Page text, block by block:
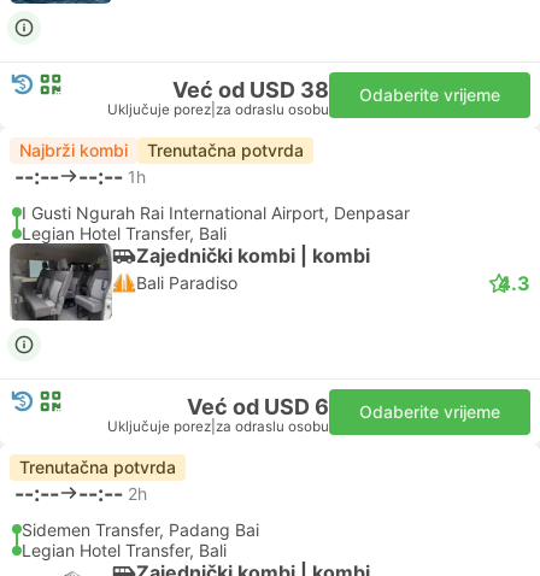
Već od USD 38
Uključuje porez za odraslu osobu
Odaberite vrijeme
Najbrži kombi Trenutačna potvrda
--:-- --:-- 1h
I Gusti Ngurah Rai International Airport, Denpasar
Legian Hotel Transfer, Bali
Zajednički kombi | kombi
Bali Paradiso 4.3
Već od USD 6
Uključuje porez za odraslu osobu
Odaberite vrijeme
Trenutačna potvrda
--:-- --:-- 2h
Sidemen Transfer, Padang Bai
Legian Hotel Transfer, Bali